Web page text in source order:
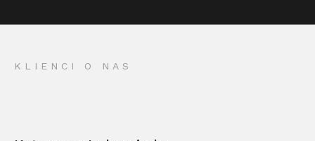
KLIENCI O NAS